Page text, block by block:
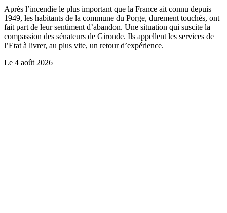
Après l’incendie le plus important que la France ait connu depuis
1949, les habitants de la commune du Porge, durement touchés, ont
fait part de leur sentiment d’abandon. Une situation qui suscite la
compassion des sénateurs de Gironde. Ils appellent les services de
l’Etat à livrer, au plus vite, un retour d’expérience.
Le 4 août 2026